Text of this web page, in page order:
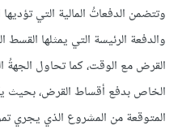
وتتضمن الدفعاتُ المالية التي
والدفعة الرئيسة التي يمثلها
القرض مع الوقت، كما تحاول الجهةُ
الخاص بدفع أقساط القرض، بحيث
المتوقعة من المشروع الذي يجري